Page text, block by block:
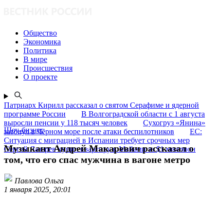
Общество
Экономика
Политика
В мире
Происшествия
О проекте
Патриарх Кирилл рассказал о святом Серафиме и ядерной
программе России
В Волгоградской области с 1 августа
выросли пенсии у 118 тысяч человек
Сухогруз «Янина»
затонул в Чёрном море после атаки беспилотников
ЕС:
Ситуация с миграцией в Испании требует срочных мер
Сергей Лазарев купил квартиру в Майами за $1 миллион
Шоу-бизнес
Музыкант Андрей Макаревич рассказал о
том, что его спас мужчина в вагоне метро
Павлова Ольга
1 января 2025, 20:01